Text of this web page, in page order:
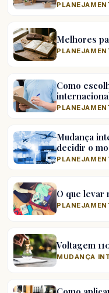
Melhores
Como
Mudança
decidir o
O que levar
Voltagem
MUDANÇA